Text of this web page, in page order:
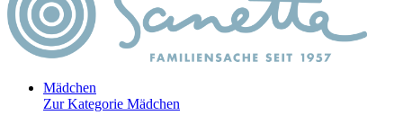
Mädchen
Zur Kategorie Mädchen